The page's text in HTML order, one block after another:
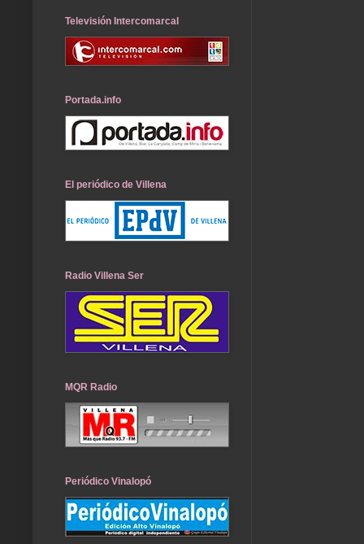
Televisión Intercomarcal
Portada.info
El periódico de Villena
Radio Villena Ser
MQR Radio
Periódico Vinalopó